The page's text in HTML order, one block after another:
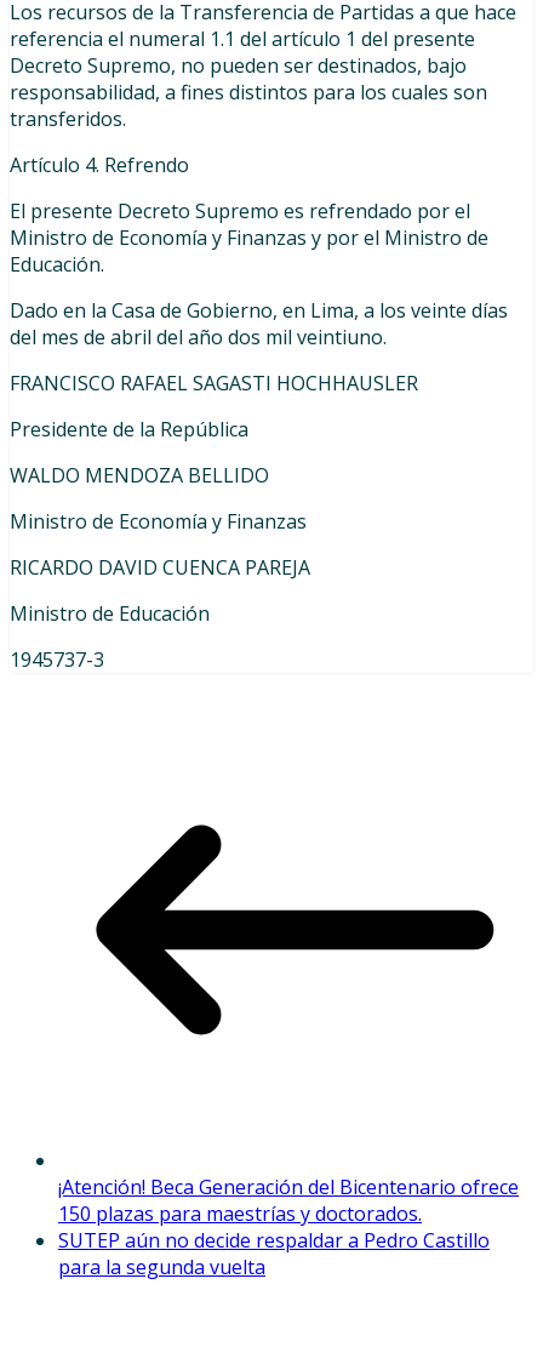
Los recursos de la Transferencia de Partidas a que hace
referencia el numeral 1.1 del artículo 1 del presente
Decreto Supremo, no pueden ser destinados, bajo
responsabilidad, a fines distintos para los cuales son
transferidos.
Artículo 4. Refrendo
El presente Decreto Supremo es refrendado por el
Ministro de Economía y Finanzas y por el Ministro de
Educación.
Dado en la Casa de Gobierno, en Lima, a los veinte días
del mes de abril del año dos mil veintiuno.
FRANCISCO RAFAEL SAGASTI HOCHHAUSLER
Presidente de la República
WALDO MENDOZA BELLIDO
Ministro de Economía y Finanzas
RICARDO DAVID CUENCA PAREJA
Ministro de Educación
1945737-3
¡Atención! Beca Generación del Bicentenario ofrece
150 plazas para maestrías y doctorados.
SUTEP aún no decide respaldar a Pedro Castillo
para la segunda vuelta